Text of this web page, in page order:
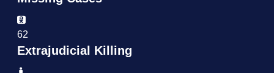
62
Extrajudicial Killing